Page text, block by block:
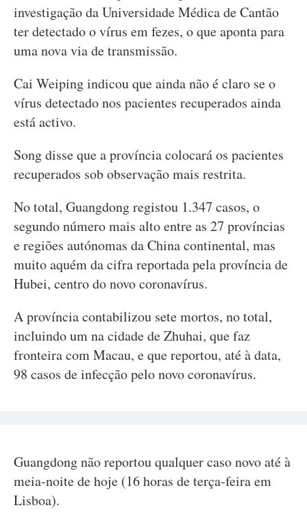
investigação da Universidade Médica de Cantão
ter detectado o vírus em fezes, o que aponta para
uma nova via de transmissão.
Cai Weiping indicou que ainda não é claro se o
vírus detectado nos pacientes recuperados ainda
está activo.
Song disse que a província colocará os pacientes
recuperados sob observação mais restrita.
No total, Guangdong registou 1.347 casos, o
segundo número mais alto entre as 27 províncias
e regiões autónomas da China continental, mas
muito aquém da cifra reportada pela província de
Hubei, centro do novo coronavírus.
A província contabilizou sete mortos, no total,
incluindo um na cidade de Zhuhai, que faz
fronteira com Macau, e que reportou, até à data,
98 casos de infecção pelo novo coronavírus.
Guangdong não reportou qualquer caso novo até à
meia-noite de hoje (16 horas de terça-feira em
Lisboa).